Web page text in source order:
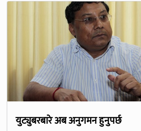
युट्युबरबारे अब अनुगमन हुनुपर्छ